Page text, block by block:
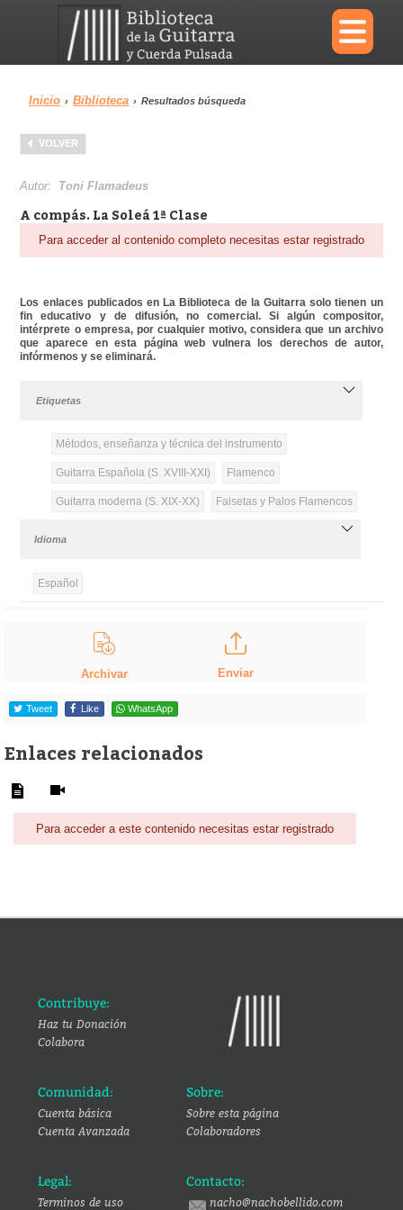
×
Menu
Biblioteca
Inicio › Biblioteca › Resultados búsqueda
VOLVER
Autor: Toni Flamadeus
A compás. La Soleá 1ª Clase
Para acceder al contenido completo necesitas estar registrado
Los enlaces publicados en La Biblioteca de la Guitarra solo tienen un
fin educativo y de difusión, no comercial. Si algún compositor,
intérprete o empresa, por cualquier motivo, considera que un archivo
que aparece en esta página web vulnera los derechos de autor,
infórmenos y se eliminará.
Etiquetas
Métodos, enseñanza y técnica del instrumento
Guitarra Española (S. XVIII-XXI) Flamenco
Guitarra moderna (S. XIX-XX) Falsetas y Palos Flamencos
Idioma
Español
Archivar Enviar
Tweet Like WhatsApp
Enlaces relacionados
Para acceder a este contenido necesitas estar registrado
Contribuye:
Haz tu Donación
Colabora
Comunidad:
Cuenta básica
Cuenta Avanzada
Sobre:
Sobre esta página
Colaboradores
Legal:
Terminos de uso
Contacto:
nacho@nachobellido.com